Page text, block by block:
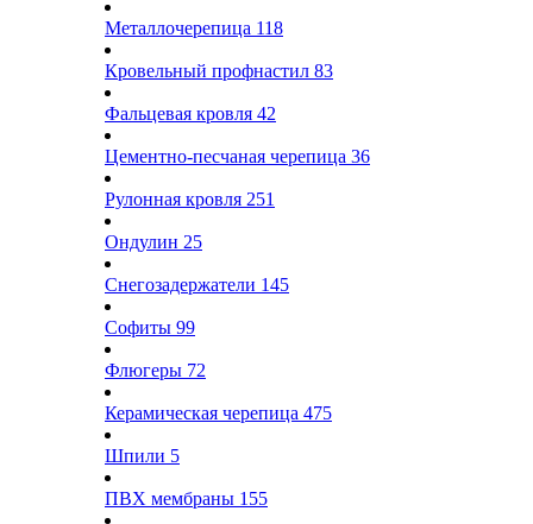
Металлочерепица 118
Кровельный профнастил 83
Фальцевая кровля 42
Цементно-песчаная черепица 36
Рулонная кровля 251
Ондулин 25
Снегозадержатели 145
Софиты 99
Флюгеры 72
Керамическая черепица 475
Шпили 5
ПВХ мембраны 155